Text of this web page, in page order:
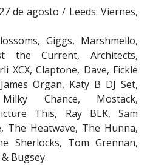
de agosto / Leeds: Viernes,
Giggs, Marshmello,
the Current, Architects,
XCX, Claptone, Dave, Fickle
Organ, Katy B DJ Set,
Chance, Mostack,
This, Ray BLK, Sam
The Heatwave, The Hunna,
Sherlocks, Tom Grennan,
Bugsey.